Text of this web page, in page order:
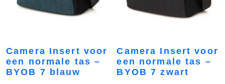
Camera Insert voor
een normale tas –
BYOB 7 blauw
Camera Insert voor
een normale tas –
BYOB 7 zwart